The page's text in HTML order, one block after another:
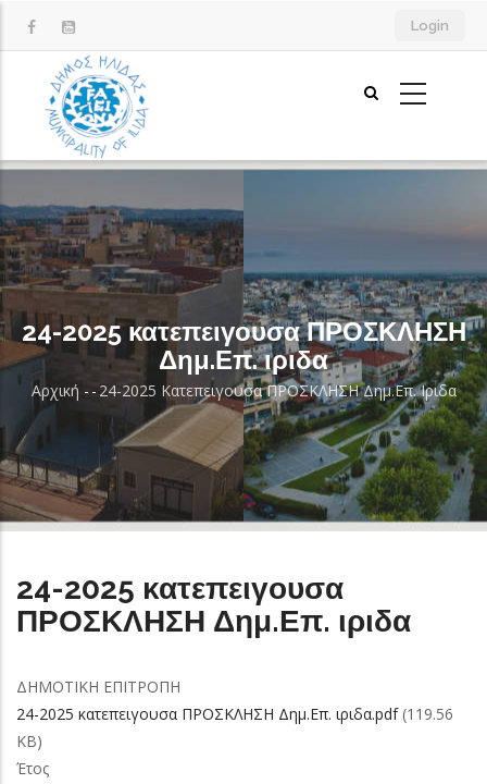
προς
περιεχόμενο
Login
24-2025 κατεπειγουσα ΠΡΟΣΚΛΗΣΗ
Δημ.Επ. ιριδα
Breadcrumb
Αρχική - - 24-2025 Κατεπειγουσα ΠΡΟΣΚΛΗΣΗ Δημ.Επ. Ιριδα
24-2025 κατεπειγουσα
ΠΡΟΣΚΛΗΣΗ Δημ.Επ. ιριδα
ΔΗΜΟΤΙΚΗ ΕΠΙΤΡΟΠΗ
24-2025 κατεπειγουσα ΠΡΟΣΚΛΗΣΗ Δημ.Επ. ιριδα.pdf (119.56
KB)
Έτος